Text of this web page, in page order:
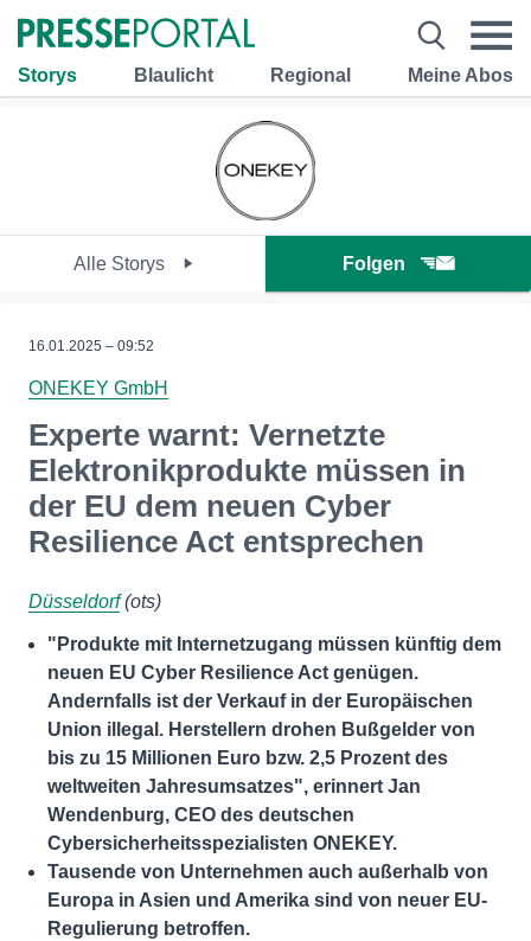
Storys Blaulicht Regional Meine Abos
Alle Storys Folgen
16.01.2025 – 09:52
ONEKEY GmbH
Experte warnt: Vernetzte
Elektronikprodukte müssen in
der EU dem neuen Cyber
Resilience Act entsprechen
Düsseldorf(ots)
"Produkte mit Internetzugang müssen künftig dem
neuen EU Cyber Resilience Act genügen.
Andernfalls ist der Verkauf in der Europäischen
Union illegal. Herstellern drohen Bußgelder von
bis zu 15 Millionen Euro bzw. 2,5 Prozent des
weltweiten Jahresumsatzes", erinnert Jan
Wendenburg, CEO des deutschen
Cybersicherheitsspezialisten ONEKEY.
Tausende von Unternehmen auch außerhalb von
Europa in Asien und Amerika sind von neuer EU-
Regulierung betroffen.